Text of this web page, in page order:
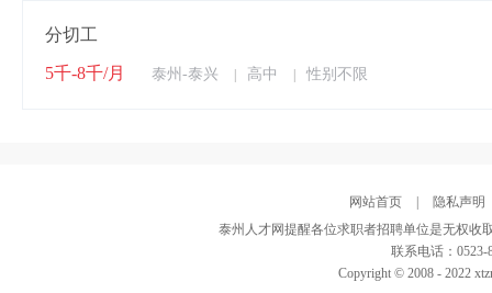
分切工
5千-8千/月 泰州-泰兴 高中 性别不限
网站首页
隐私声明
泰州人才网提醒各位求职者招聘单位是无权收
联系电话：0523-
Copyright © 2008 - 2022